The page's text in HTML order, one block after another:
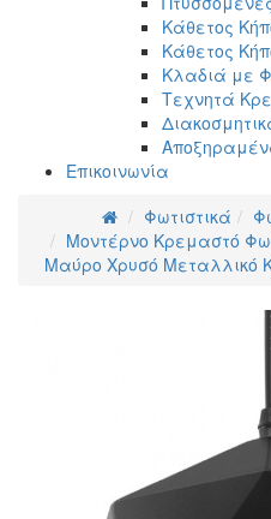
Κάθετος
Κάθετος
Κλαδιά με
Τεχνητά
Επικοινωνία
Φωτιστικά
Μοντέρνο Κρεμαστό
Μαύρο Χρυσό Μεταλλικό